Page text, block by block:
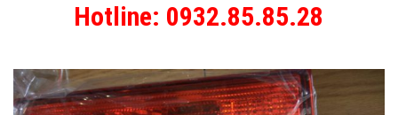
Hotline: 0932.85.85.28